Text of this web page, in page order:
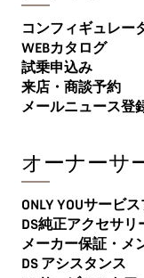
コンフィギュレー
WEBカタログ
試乗申込み
来店・商談予約
メールニュース登
オーナーサ
ONLY YOUサービ
DS純正アクセサリ
メーカー保証・メ
DS アシスタンス